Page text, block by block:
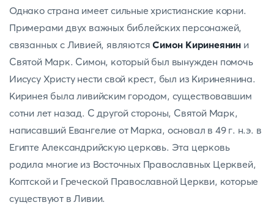
Однако страна имеет сильные христианские корни.
Примерами двух важных библейских персонажей,
связанных с Ливией, являются Симон Киринеянин и
Святой Марк. Симон, который был вынужден помочь
Иисусу Христу нести свой крест, был из Киринеянина.
Киринея была ливийским городом, существовавшим
сотни лет назад. С другой стороны, Святой Марк,
написавший Евангелие от Марка, основал в 49 г. н.э. в
Египте Александрийскую церковь. Эта церковь
родила многие из Восточных Православных Церквей,
Коптской и Греческой Православной Церкви, которые
существуют в Ливии.